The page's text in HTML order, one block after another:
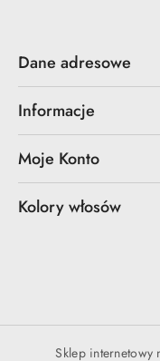
Dane adresowe
Informacje
Moje Konto
Kolory włosów
Sklep internetowy